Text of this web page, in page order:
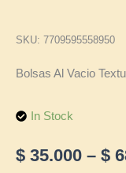
SKU: 7709595558950
Bolsas Al Vacio
In Stock
$ 35.000 – $